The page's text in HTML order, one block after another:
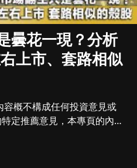
曇花一現？分析
上市、套路相似
概不構成任何投資意見或
定推薦意見，本專頁的內容